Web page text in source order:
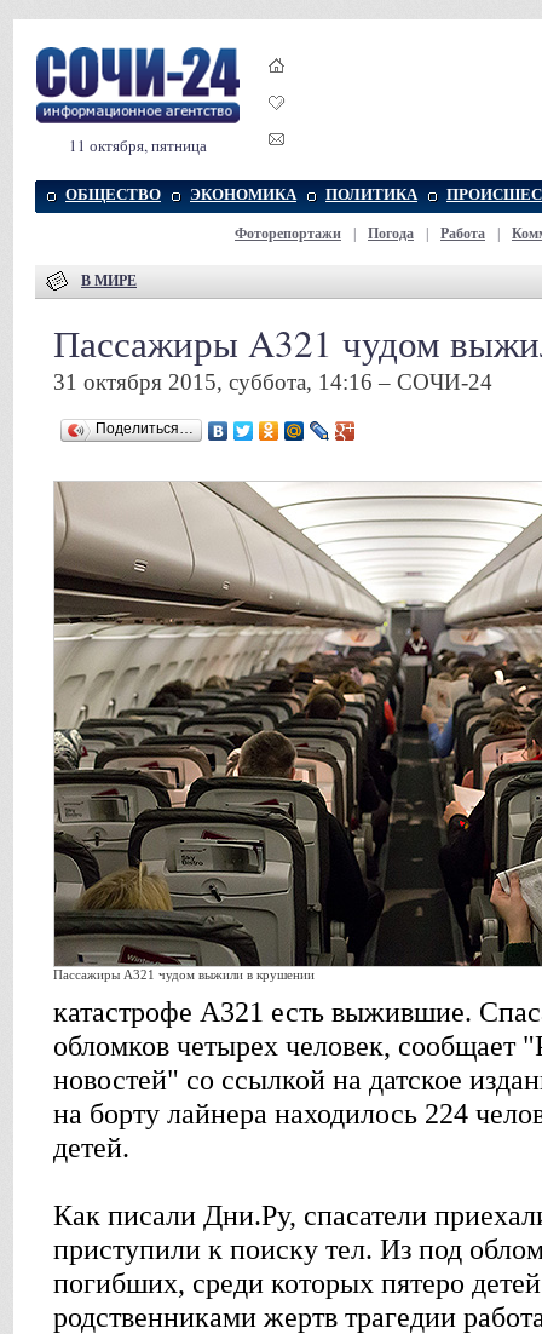
11 октября, пятница
ОБЩЕСТВО ЭКОНОМИКА ПОЛИТИКА
Фоторепортажи Погода Работа
В МИРЕ
Пассажиры A321 чудом
31 октября 2015, суббота, 14:16 – СОЧИ-24
Поделиться…
Пассажиры A321 чудом выжили в крушении
катастрофе A321 есть выжившие.
обломков четырех человек, сообщает
новостей" со ссылкой на датское
на борту лайнера находилось 224
детей.
Как писали Дни.Ру, спасатели
приступили к поиску тел. Из под
погибших, среди которых пятеро
родственниками жертв трагедии